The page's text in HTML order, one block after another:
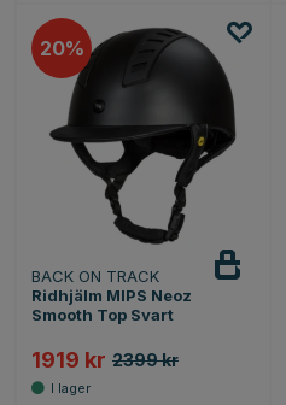
20
BACK ON TRACK
Ridhjälm MIPS Neoz
Smooth Top Svart
1919 kr 2399 kr